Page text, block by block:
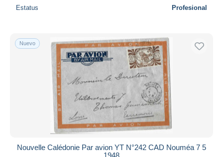
Estatus Profesional
Nuevo
Nouvelle Calédonie Par avion YT N°242 CAD Nouméa 7 5
1948